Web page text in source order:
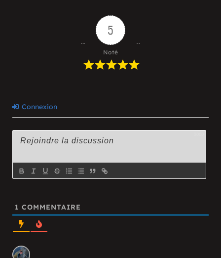
5
Noté
Connexion
1 COMMENTAIRE